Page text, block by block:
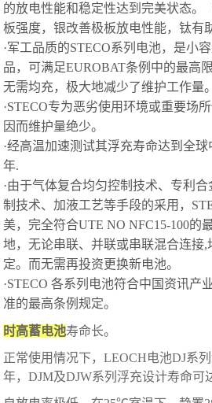
的放电性能和稳定性达到完美状态。
板强度，银改善极板放电性能，钛有
·军工品质的STECO系列电池，是小
品，可满足EUROBAT条例中的最高
无需均充，极大地减少了维护工作量。
·STECO专为恶劣使用环境或重要场
因而维护量绝少。
·经高温加速测试其浮充寿命达到全
年.
·由于气体复合均匀控制技术、专利
制技术、加液工艺等手段的采用，
美，完全符合UTE NO NFC15-100的
地，无论串联、并联或串联混合连接
定。而无需再投资更换新电池。
·STECO 各系列电池符合中国资讯产
准的最高条例规定。
时高蓄电池寿命长。
正常使用情况下，LEOCH电池DJ系
年，DJM及DJW系列浮充设计寿命可